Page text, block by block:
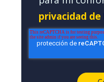
privacidad de